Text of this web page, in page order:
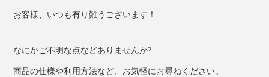
お客様、いつも有り難うございます！
なにかご不明な点などありませんか?
商品の仕様や利用方法など、お気軽にお尋ねください。